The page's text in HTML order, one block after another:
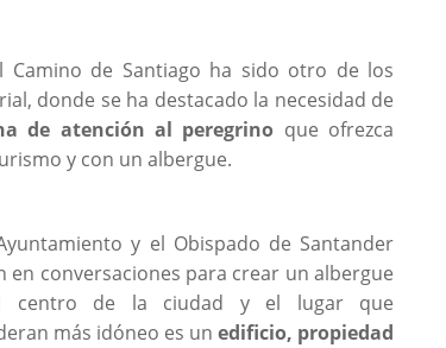
de Santiago ha sido otro de los
donde se ha destacado la necesidad de
de atención al peregrino que ofrezca
y con un albergue.
y el Obispado de Santander
en conversaciones para crear un albergue
centro de la ciudad y el lugar que
más idóneo es un edificio, propiedad